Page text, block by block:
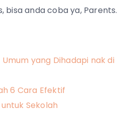
bisa anda coba ya, Parents.
Umum yang Dihadapi nak di
6 Cara Efektif
Sekolah